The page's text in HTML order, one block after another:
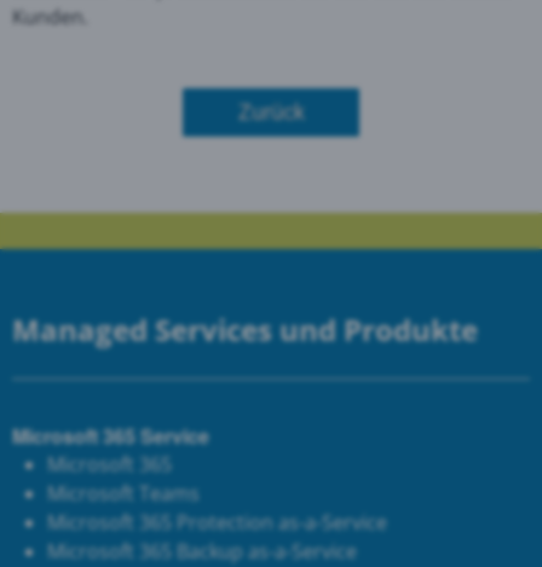
Kunden.
Zurück
Managed Services und Produkte
Microsoft 365 Service
Microsoft 365
Microsoft Teams
Microsoft 365 Protection as-a-Service
Microsoft 365 Backup as-a-Service